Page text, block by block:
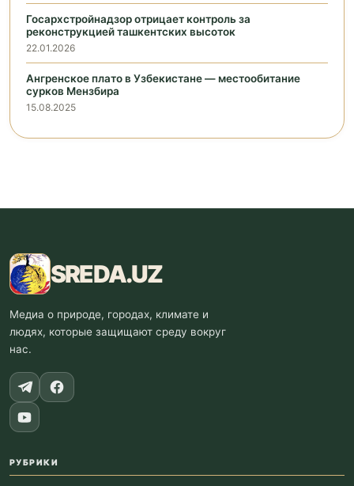
Госархстройнадзор отрицает контроль за
реконструкцией ташкентских высоток
22.01.2026
Ангренское плато в Узбекистане — местообитание
сурков Мензбира
15.08.2025
SREDA.UZ
Медиа о природе, городах, климате и
людях, которые защищают среду вокруг
нас.
РУБРИКИ